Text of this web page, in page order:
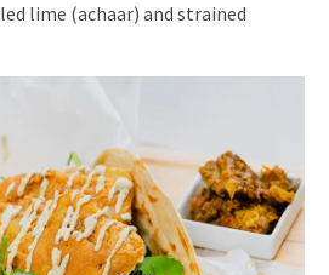
lime (achaar) and strained